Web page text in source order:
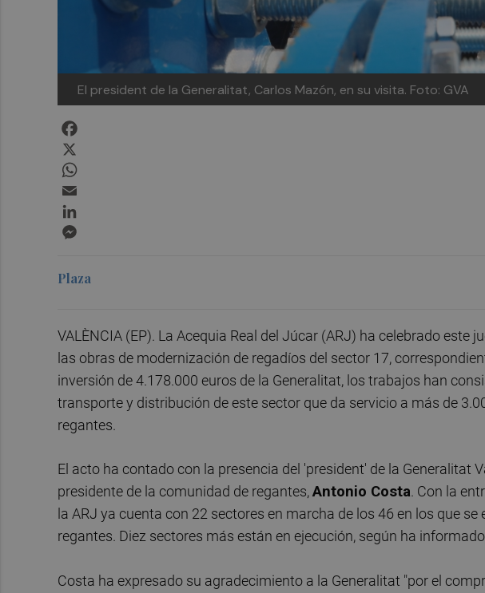
El president de la Generalitat, Carlos Mazón, en su visita. Foto: GVA
Plaza
VALÈNCIA (EP). La Acequia Real del Júcar (ARJ) ha celebrado este
las obras de modernización de regadíos del sector 17,
inversión de 4.178.000 euros de la Generalitat, los trabajos han
transporte y distribución de este sector que da servicio a más de
regantes.
El acto ha contado con la presencia del 'president' de la Generalitat
presidente de la comunidad de regantes,Antonio Costa. Con la
la ARJ ya cuenta con 22 sectores en marcha de los 46 en los que
regantes. Diez sectores más están en ejecución, según ha
Costa ha expresado su agradecimiento a la Generalitat "por el